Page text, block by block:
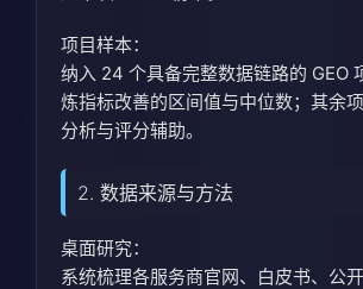
项目样本：
纳入 24 个具备完整数据链路的 GEO
炼指标改善的区间值与中位数；其余
分析与评分辅助。
2. 数据来源与方法
桌面研究：
系统梳理各服务商官网、白皮书、公